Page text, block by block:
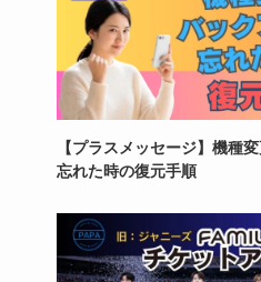
【プラスメッセージ】機種
忘れた時の復元手順